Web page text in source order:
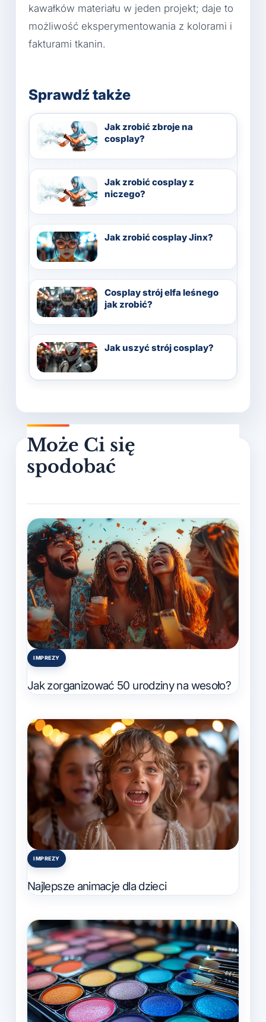
kawałków materiału w jeden projekt; daje to
możliwość eksperymentowania z kolorami i
fakturami tkanin.
Sprawdź także
Jak zrobić zbroje na
cosplay?
Jak zrobić cosplay z
niczego?
Jak zrobić cosplay Jinx?
Cosplay strój elfa leśnego
jak zrobić?
Jak uszyć strój cosplay?
Posted
IMPREZY
Jak zorganizować 50 urodziny na wesoło?
Posted
IMPREZY
Najlepsze animacje dla dzieci